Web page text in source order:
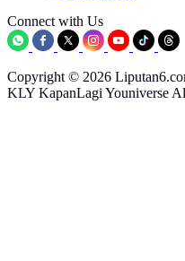
Connect with Us
Copyright © 2026
KLY KapanLagi Youniverse